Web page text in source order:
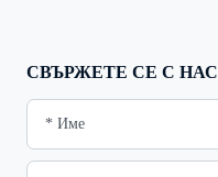
СВЪРЖЕТЕ СЕ С НАС